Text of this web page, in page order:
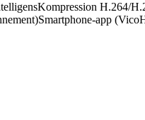
H.264/
app